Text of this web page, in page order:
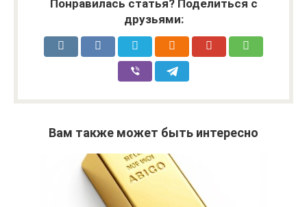
Понравилась статья? Поделиться с
друзьями:
Вам также может быть интересно